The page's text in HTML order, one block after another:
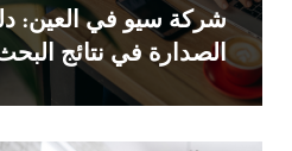
شركة سيو في العين:
الصدارة في نتائج البحث